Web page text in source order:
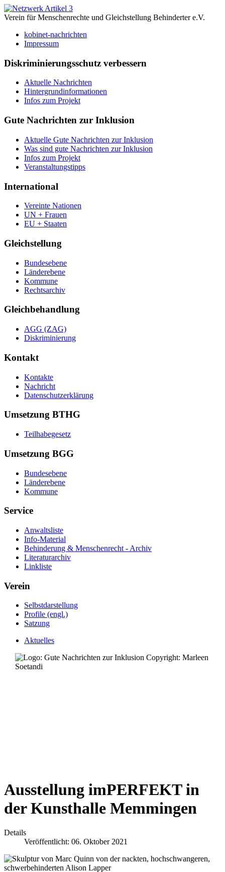
Verein für Menschenrechte und Gleichstellung Behinderter e.V.
kobinet-nachrichten
Impressum
Diskriminierungsschutz verbessern
Aktuelle Nachrichten
Hintergrundinformationen
Infos zum Projekt
Gute Nachrichten zur Inklusion
Aktuelle Gute Nachrichten zur Inklusion
Was sind gute Nachrichten zur Inklusion
Infos zum Projekt
Veranstaltungstipps
International
Vereinte Nationen
UN + Frauen
EU + Staaten
Gleichstellung
Bundesebene
Länderebene
Kommune
Rechtsarchiv
Gleichbehandlung
AGG (ZAG)
Diskriminierung
Kontakt
Kontakte
Nachricht
Datenschutzerklärung
Umsetzung BTHG
Teilhabegesetz
Umsetzung BGG
Bundesebene
Länderebene
Kommune
Service
Anwaltsliste
Info-Material
Behinderung & Menschenrecht - Archiv
Literaturarchiv
Linkliste
Verein
Selbstdarstellung
Profile (engl.)
Satzung
Aktuelles
Ausstellung imPERFEKT in
der Kunsthalle Memmingen
Details
Veröffentlicht: 06. Oktober 2021